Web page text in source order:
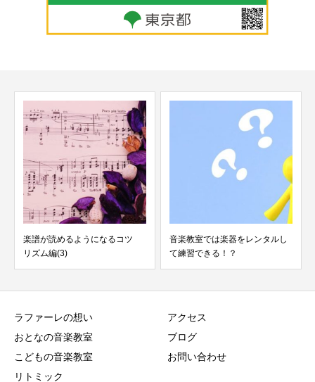
楽譜が読めるようになるコツ
リズム編(3)
音楽教室では楽器をレンタルし
て練習できる！？
ラファーレの想い
おとなの音楽教室
こどもの音楽教室
リトミック
アクセス
ブログ
お問い合わせ